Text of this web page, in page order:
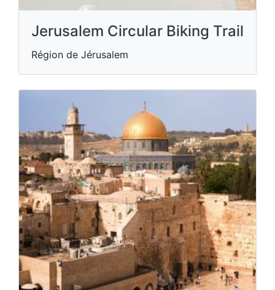
Jerusalem Circular Biking Trail
Région de Jérusalem